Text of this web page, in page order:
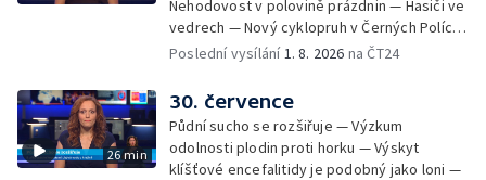
Nehodovost v polovině prázdnin — Hasiči ve
vedrech — Nový cyklopruh v Černých Polích
— Květinová výstava ve Věžkách
Poslední vysílání1. 8. 2026 na ČT24
26 min
30. července
Půdní sucho se rozšiřuje — Výzkum
odolnosti plodin proti horku — Výskyt
klíšťové encefalitidy je podobný jako loni —